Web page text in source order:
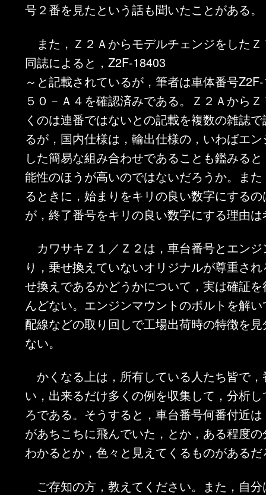
号２番を見たという話も聞いたことがある。
また，Ｚ２Ａからモデルチェンジをした
同誌によると，Z2F-18403
～と記載されているが，筆者は車体番号
５０－Ａ４を確認済みである。Ｚ２Ａから
くのは連番ではないとの記載を複数の雑誌
るが，国内仕様は，輸出仕様の，いわばエ
した簡易な組み合わせであることも鑑みる
能性のほうが高いのではないだろうか。ま
るときに，始まりをキリの良い数字にする
が，終了番号をキリの良い数字にする理由
カワサキＺ１／Ｚ２は，車台番号とエン
り，乗せ換えていないオリジナルが尊重さ
せ換えであるかどうかについて，実は確証
んどない。エンジンマウントのボルトを解
配線などの取り回しで工場出荷時の特徴を
ない。
かくなる上は，所有している人たち皆で
い，出来るだけ多くの例を収集して，分析
ろである。そうすると，車台番号何番付近
があちこちに飛んでいた，とか，ある程度
わかるとか，色々と見えてくるものがある
ご存知の方，教えてください。また，自